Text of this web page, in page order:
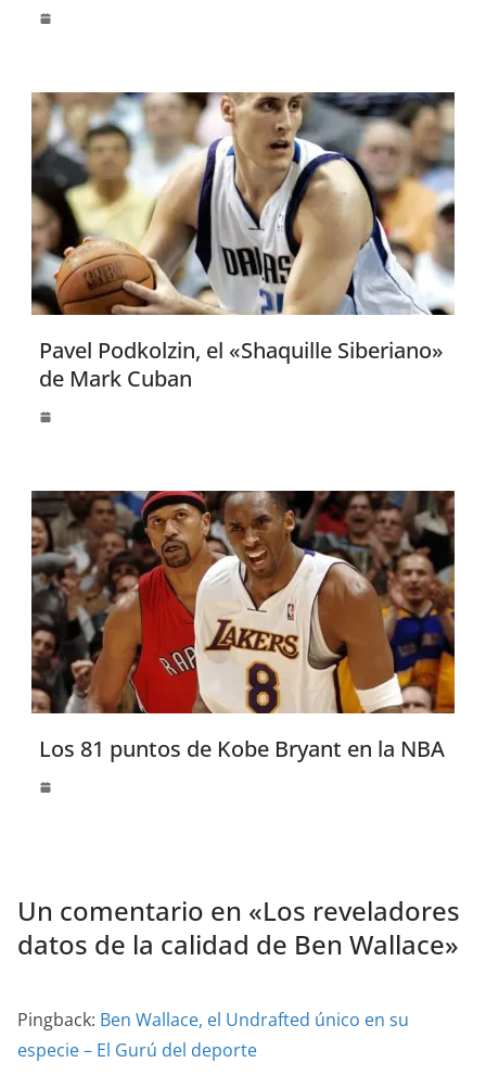
Pavel Podkolzin, el «Shaquille Siberiano»
de Mark Cuban
Los 81 puntos de Kobe Bryant en la NBA
Un comentario en «Los reveladores
datos de la calidad de Ben Wallace»
Pingback: Ben Wallace, el Undrafted único en su
especie – El Gurú del deporte